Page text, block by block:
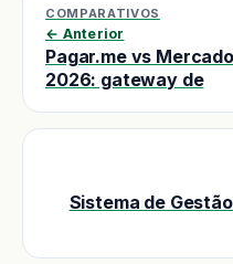
COMPARATIVOS
← Anterior
Pagar.me vs
2026: gateway de
Sistema de